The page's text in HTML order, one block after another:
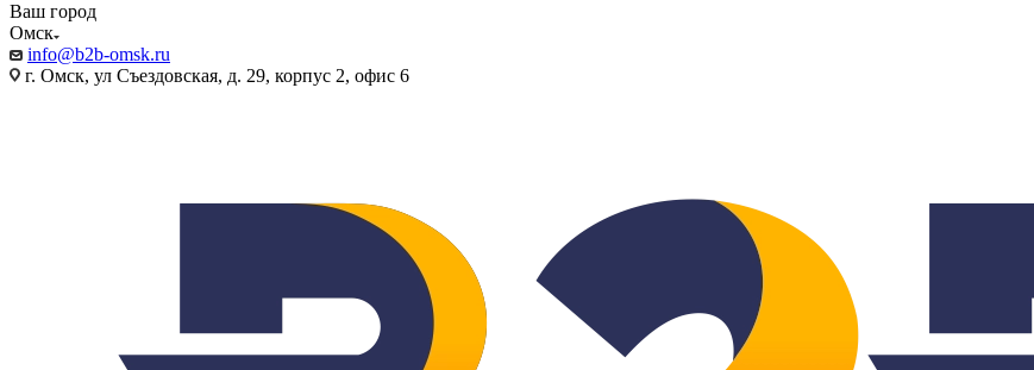
Ваш город
Омск
info@b2b-omsk.ru
г. Омск, ул Съездовская, д. 29, корпус 2, офис 6